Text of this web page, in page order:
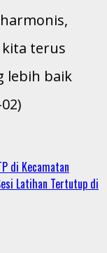
terus
lebih baik
di Kecamatan
Latihan Tertutup di